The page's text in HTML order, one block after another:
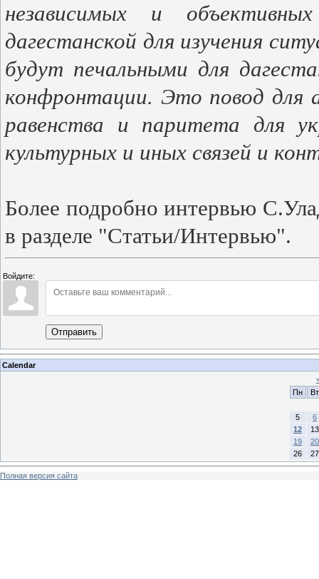
независимых и
дагестанской для изучения
будут печальными для
конфронтации. Это повод для
равенства и паритета для
культурных и иных связей и
Более подробно интервью
в разделе "Статьи/Интервью".
Войдите:
Отправить
Calendar
Пн
Вт
5
6
12
13
19
20
26
27
Полная версия сайта